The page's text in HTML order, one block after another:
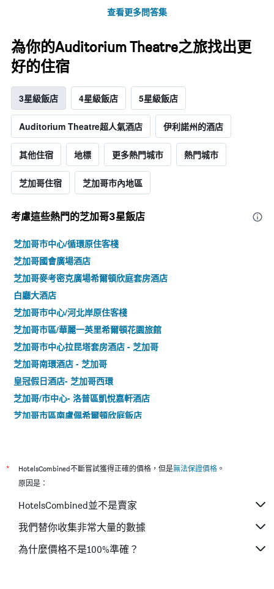
查看更多問答集
為你的Auditorium Theatre之旅找出更
好的住宿
3星級飯店 4星級飯店 5星級飯店
Auditorium Theatre超人氣酒店 伊利諾州的酒店
其他住宿 地標 更多熱門城市 熱門城市
芝加哥住宿 芝加哥市內地區
考慮這些熱門的芝加哥3星​飯店
芝加哥市中心/循環原住客棧
芝加哥國會廣場酒店
芝加哥麥考密克廣場希爾頓欣庭套房酒店
白廳大酒店
芝加哥市中心/河北岸原住客棧
芝加哥市區/華麗一英里希爾頓花園旅館
芝加哥市中心拉昆塔套房酒店 - 芝加哥
芝加哥南環酒店 - 芝加哥
皇冠假日酒店- 芝加哥西環
芝加哥/市中心- 洛普區凱悅嘉軒酒店
芝加哥市區南盧佩希爾頓欣庭飯店
芝加哥市中心希爾頓恆庭旅館&套房酒店
芝加哥市中心華麗一英里 - 醫療索內斯塔 ES 套房飯店
費爾菲爾德酒店及套房芝加哥市區/壯麗大道
漢普頓酒店芝加哥市區/壯麗大道
城市套房酒店
* HotelsCombined不斷嘗試獲得正確的價格，但是無法保證價格 。
原因是：
HotelsCombined並不是賣家
我們替你收集非常大量的數據
為什麼價格不是100%準確？